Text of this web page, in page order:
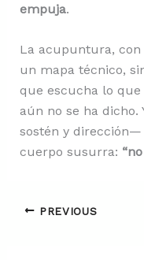
empuja.
La acupuntura, con
un mapa técnico,
que escucha lo
aún no se ha
sostén y dirección—
cuerpo susurra:
PREVIOUS